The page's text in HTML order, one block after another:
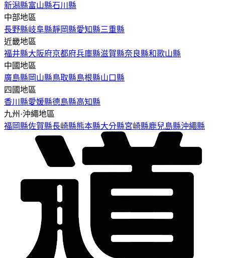
新潟縣富山縣石川縣
中部地區
長野縣岐阜縣靜岡縣愛知縣三重縣
近畿地區
福井縣大阪府京都府兵庫縣滋賀縣奈良縣和歌山縣
中國地區
廣島縣 岡山縣鳥取縣島根縣山口縣
四國地區
香川縣愛媛縣德島縣高知縣
九州·沖繩地區
福岡縣佐賀縣長崎縣熊本縣大分縣宮崎縣鹿兒島縣沖繩縣